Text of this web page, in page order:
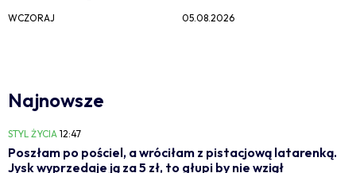
WCZORAJ 05.08.2026
Najnowsze
STYL ŻYCIA 12:47
Poszłam po pościel, a wróciłam z pistacjową latarenką.
Jysk wyprzedaje ją za 5 zł, to głupi by nie wziął